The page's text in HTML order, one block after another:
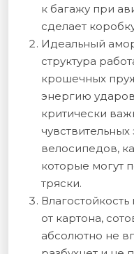
к багажу при
сделает
Идеальный
структура
крошечных
энергию
критически
велосипедов,
которые могут
тряски.
от картона,
абсолютно не